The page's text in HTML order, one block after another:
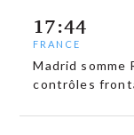
17:44
FRANCE
Madrid somme
contrôles